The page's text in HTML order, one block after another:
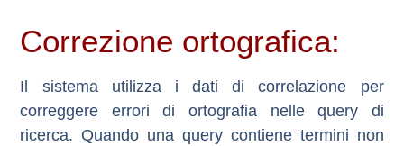
Correzione ortografica:
Il sistema utilizza i dati di correlazione per
correggere errori di ortografia nelle query di
ricerca. Quando una query contiene termini non